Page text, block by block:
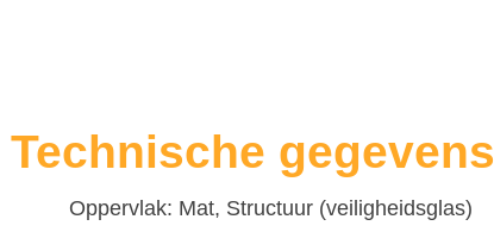
Technische gegevens
Oppervlak: Mat, Structuur (veiligheidsglas)